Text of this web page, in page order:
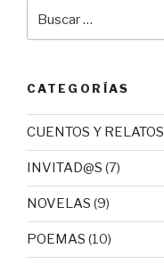
por:
CATEGORÍAS
CUENTOS Y RELATOS
INVITAD@S (7)
NOVELAS (9)
POEMAS (10)